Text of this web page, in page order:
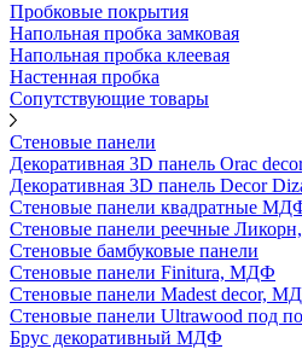
Пробковые покрытия
Напольная пробка замковая
Напольная пробка клеевая
Настенная пробка
Сопутствующие товары
Стеновые панели
Декоративная 3D панель Orac
Декоративная 3D панель Decor
Стеновые панели квадратные
Стеновые панели реечные
Стеновые бамбуковые панели
Стеновые панели Finitura, МДФ
Стеновые панели Madest decor,
Стеновые панели Ultrawood под
Брус декоративный МДФ